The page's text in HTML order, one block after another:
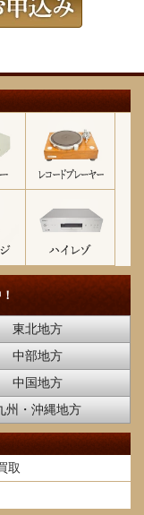
東北地方
中部地方
中国地方
州・沖縄地方
取